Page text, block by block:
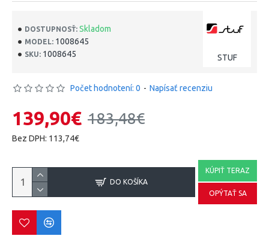
DOSTUPNOSŤ: Skladom
MODEL: 1008645
SKU: 1008645 STUF
Počet hodnotení: 0 - Napísať recenziu
183,48€
139,90€
Bez DPH: 113,74€
DO KOŠÍKA
KÚPIŤ TERAZ
OPÝTAŤ SA